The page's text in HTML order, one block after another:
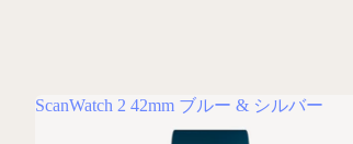
ScanWatch 2 42mm ブルー & シルバー